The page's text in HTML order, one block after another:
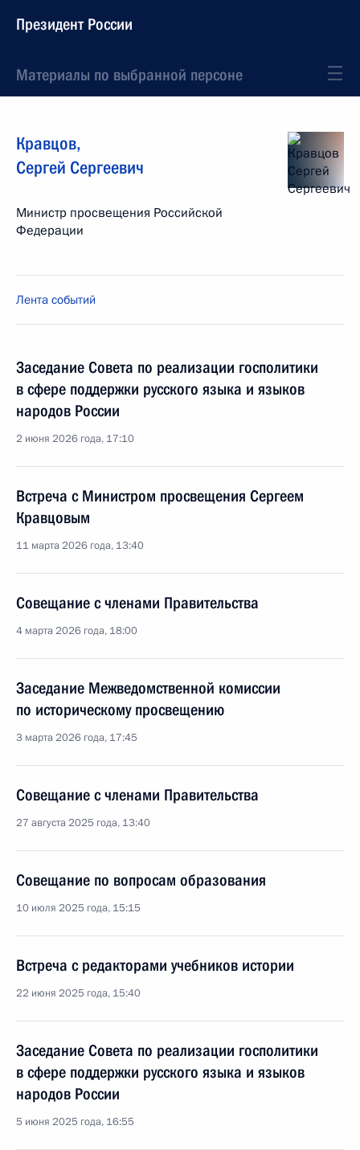
Президент России
Материалы по выбранной персоне
Кравцов,
Сергей Сергеевич
Министр просвещения Российской
Федерации
Лента событий
Заседание Совета по реализации госполитики
в сфере поддержки русского языка и языков
народов России
2 июня 2026 года, 17:10
Встреча с Министром просвещения Сергеем
Кравцовым
11 марта 2026 года, 13:40
Совещание с членами Правительства
4 марта 2026 года, 18:00
Заседание Межведомственной комиссии
по историческому просвещению
3 марта 2026 года, 17:45
Совещание с членами Правительства
27 августа 2025 года, 13:40
Совещание по вопросам образования
10 июля 2025 года, 15:15
Встреча с редакторами учебников истории
22 июня 2025 года, 15:40
Заседание Совета по реализации госполитики
в сфере поддержки русского языка и языков
народов России
5 июня 2025 года, 16:55